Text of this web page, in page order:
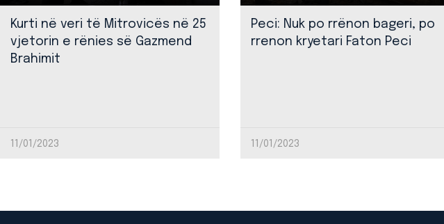
Kurti në veri të Mitrovicës në 25
vjetorin e rënies së Gazmend
Brahimit
11/01/2023
Peci: Nuk po rrënon bageri, po
rrenon kryetari Faton Peci
11/01/2023